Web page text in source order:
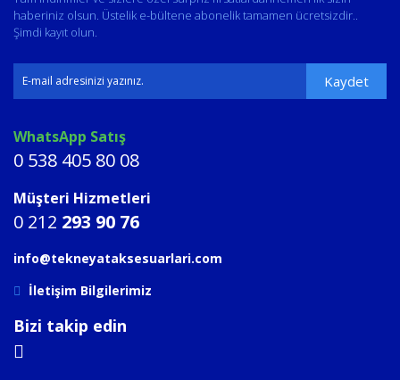
haberiniz olsun. Üstelik e-bültene abonelik tamamen ücretsizdir..
Şimdi kayıt olun.
Kaydet
WhatsApp Satış
0 538 405 80 08
Müşteri Hizmetleri
0 212 293 90 76
info@tekneyataksesuarlari.com
İletişim Bilgilerimiz
Bizi takip edin